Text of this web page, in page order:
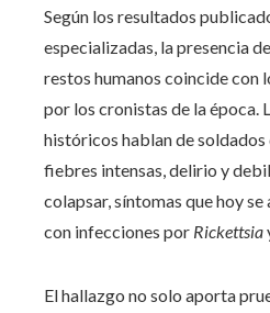
Según los resultados
especializadas, la presencia
restos humanos coincide con
por los cronistas de la época.
históricos hablan de
fiebres intensas, delirio y
colapsar, síntomas que hoy
con infecciones por Rickettsia
El hallazgo no solo aporta